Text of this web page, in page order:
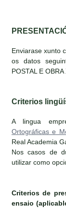
Enviarase xunto
os datos
POSTAL E
Criterios
A lingua
Ortográficas e
Real Academia
Nos casos de
utilizar como
Criterios de
ensaio